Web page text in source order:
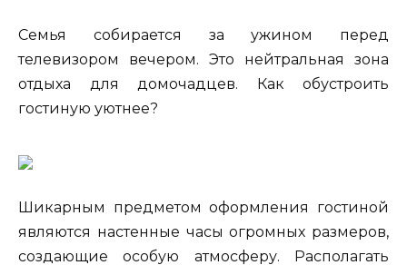
Семья собирается за ужином перед
телевизором вечером. Это нейтральная зона
отдыха для домочадцев. Как обустроить
гостиную уютнее?
Шикарным предметом оформления гостиной
являются настенные часы огромных размеров,
создающие особую атмосферу. Располагать